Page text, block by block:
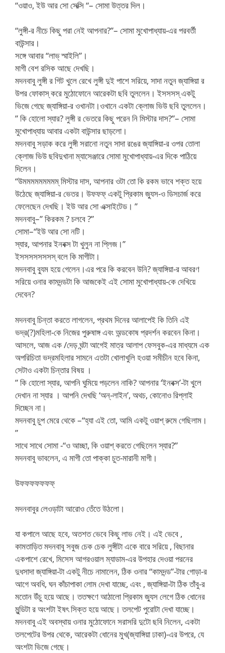
“ওয়াও, ইউ আর সো সেক্সি “– সোমা উত্তর দিল।
“লুঙ্গী-র নীচে কিছু পরা নেই আপনার?”– সোমা মুখোপাধ্যায়-এর পরবর্তী
বাউন্সার।
সঙ্গে আবার “লাভ্ স্মাইলি”।
মাগী বেশ রসিক আছে দেখছি।
মদনবাবু লুঙ্গী র গিট খুলে রেখে লুঙ্গী দুই পাশে সরিয়ে, সাদা নতুন জ্যাঙ্গিয়া র
উপর ফোকাস্ করে মুঠোফোনে আরেকটা ছবি তুললেন। ইসসসস্ একটু
ভিজে গেছে জ্যাঙ্গিয়া-র ওখানটা।ওখানে একটা ক্লোজ ভিউ ছবি তুললেন।
” কি হোলো স্যার? লুঙ্গী র ভেতরে কিছু পরেন নি মিস্টার দাস?”– সোমা
মুখোপাধ্যায় আবার একটা বাউন্সার ছাড়লো।
মদনবাবু সড়াক করে লুঙ্গী সরানো নতুন সাদা রঙের জ্যাঙ্গিয়া-র ওপর তোলা
ক্লোজ ভিউ ছবিদুখানা ম্যাসেঞ্জারে সোমা মুখোপাধ্যায়-এর দিকে পাঠিয়ে
দিলেন।
“উমমমমমমমমম্ মিস্টার দাস, আপনার ওটা তো কি রকম ভাবে শক্ত হয়ে
উঠেছে জ্যাঙ্গিয়া-র ভেতর। উফফফ্ একটু প্রিকাম জ্যুস-ও ডিসচার্জ করে
ফেলেছেন দেখছি। ইউ আর সো এক্সাইটেড। ”
মদনবাবু–” কিরকম ? চলবে ?”
সোমা–“ইউ আর সো নটি।
স্যার, আপনার ইনবক্স টা খুলুন না প্লিজ।”
ইসসসসসসসস্ বলে কি মাগীটা।
মদনবাবু ব্যুম হয়ে গেলেন।এর পরে কি করবেন উনি? জ্যাঙ্গিয়া-র আবরণ
সরিয়ে ওনার কামদন্ডটা কি আজকেই এই সোমা মুখোপাধ্যায়-কে দেখিয়ে
দেবেন?
মদনবাবু চিন্তা করতে লাগলেন, প্রথম দিনের আলাপেই কি তিনি এই
ভদ্র(?)মহিলা-কে নিজের পুরুষাঙ্গ এবং অন্ডকোষ প্রদর্শন করবেন কিনা।
আসলে, আজ এক /দেড় ঘন্টা আগেই মাত্র আলাপ ফেসবুক-এর মাধ্যমে এক
অপরিচিতা ভদ্রমহিলার সামনে এতটা খোলাখুলি হওয়া সমীচীন হবে কিনা,
সেটাও একটা চিন্তার বিষয় ।
” কি হোলো স্যার, আপনি ঘুমিয়ে পড়লেন নাকি? আপনার ‘ইনবক্স’-টা খুলে
দেখান না স্যার । আপনি দেখছি ‘অন্-লাইন’, অথচ, কোনোও রিপ্লাই
দিচ্ছেন না।
মদনবাবু চুপ মেরে থেকে –“হ্যা এই তো, আমি একটু ওয়াশ্ রুমে গেছিলাম।
”
সাথে সাথে সোমা -“ও আচ্ছা, কি ওয়াশ্ করতে গেছিলেন স্যার?”
মদনবাবু ভাবলেন, এ মাগী তো পাক্কা চুত-মারানী মাগী।
উফফফফফফফ্
মদনবাবুর লেওড়াটা আরোও তেঁতে উঠলো।
যা কপালে আছে হবে, অতশত ভেবে কিছু লাভ নেই। এই ভেবে ,
কামতাড়িত মদনবাবু সবুজ চেক চেক লুঙ্গীটা একে বারে সরিয়ে , বিছানার
একপাশে রেখে, মিসেস আগরওয়াল ম্যাডাম-এর উপহার দেওয়া পরনের
দুধসাদা জ্যাঙ্গিয়া-টা একটু নীচে নামালেন, ঠিক ওনার “কামদন্ড”-টার গোড়া-র
আগে অবধি, ঘন কাঁচাপাকা লোম দেখা যাচ্ছে, এবং , জ্যাঙ্গিয়া-টা ঠিক তাঁবু-র
মতোন উঁচু হয়ে আছে। ততক্ষণে আঠালো প্রিকাম জ্যুস লেগে ঠিক ধোনের
মুন্ডিটা র অংশটা ইষৎ সিক্ত হয়ে আছে। তলপেট পুরোটা দেখা যাচ্ছে।
মদনবাবু এই অবস্থায় ওনার মুঠোফোনে সরাসরি দুটো ছবি নিলেন, একটা
তলপেটের উপর থেকে, আরেকটা ধোনের মুখ(জ্যাঙ্গিয়া ঢাকা)-এর উপরে, যে
অংশটা ভিজে গেছে।